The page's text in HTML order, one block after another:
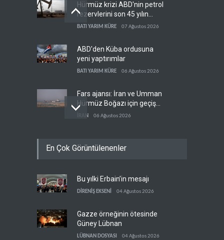
Hürmüz krizi ABD'nin petrol
rezervlerini son 45 yılın
dibine indirdi
BATI YARIM KÜRE 07 Ağustos 2026
ABD'den Küba ordusuna
yeni yaptırımlar
BATI YARIM KÜRE 06 Ağustos 2026
Fars ajansı: İran ve Umman
Hürmüz Boğazı için geçiş
koridorlarında anlaştı
İRAN 06 Ağustos 2026
ifşa edenleri tehdit etti
Demokratlar: Trump Batı
Şeria'da işgalci
sağladı
En Çok Görüntülenenler
Bu yılki Erbain’in mesajı
DİRENİŞ EKSENİ 04 Ağustos 2026
Gazze örneğinin ötesinde
Güney Lübnan
LÜBNAN DOSYASI 04 Ağustos 2026